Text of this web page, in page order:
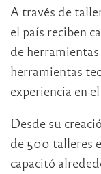
A través de
el país reciben
de
herramientas
experiencia en
Desde su
de 500 talleres
capacitó